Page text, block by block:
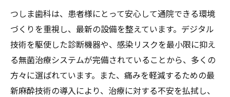
つしま歯科は、患者様にとって安心して通院できる環境
づくりを重視し、最新の設備を整えています。デジタル
技術を駆使した診断機器や、感染リスクを最小限に抑え
る無菌治療システムが完備されていることから、多くの
方々に選ばれています。また、痛みを軽減するための最
新麻酔技術の導入により、治療に対する不安を払拭し、